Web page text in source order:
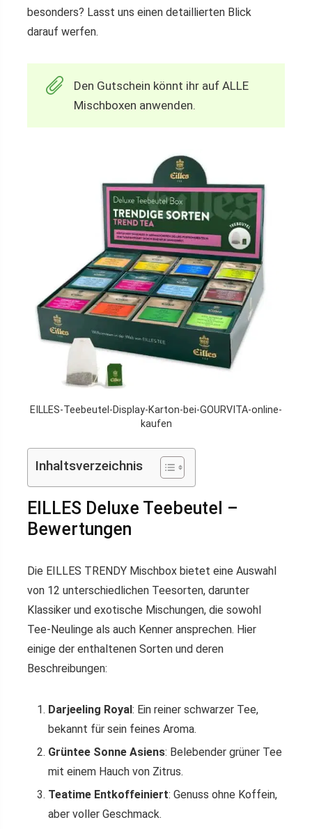
besonders? Lasst uns einen detaillierten Blick
darauf werfen.
Den Gutschein könnt ihr auf ALLE
Mischboxen anwenden.
EILLES-Teebeutel-Display-Karton-bei-GOURVITA-online-
kaufen
Inhaltsverzeichnis
EILLES Deluxe Teebeutel –
Bewertungen
Die EILLES TRENDY Mischbox bietet eine Auswahl
von 12 unterschiedlichen Teesorten, darunter
Klassiker und exotische Mischungen, die sowohl
Tee-Neulinge als auch Kenner ansprechen. Hier
einige der enthaltenen Sorten und deren
Beschreibungen:
Darjeeling Royal: Ein reiner schwarzer Tee,
bekannt für sein feines Aroma.
Grüntee Sonne Asiens: Belebender grüner Tee
mit einem Hauch von Zitrus.
Teatime Entkoffeiniert: Genuss ohne Koffein,
aber voller Geschmack.